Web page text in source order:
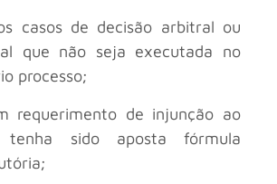
casos de decisão arbitral ou
que não seja executada no
processo;
requerimento de injunção ao
tenha sido aposta fórmula